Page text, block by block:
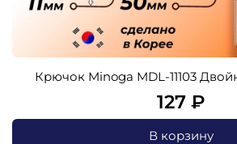
Крючок Minoga MDL-11103
127 ₽
В корзину